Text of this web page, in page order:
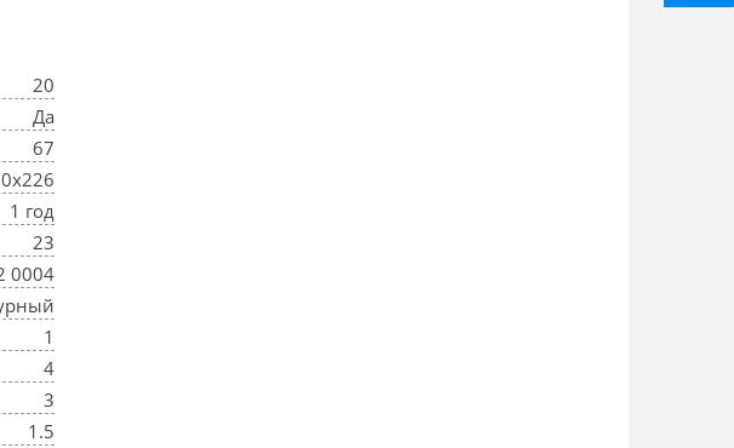
20
Да
67
1 год
23
0004
1
4
3
1.5